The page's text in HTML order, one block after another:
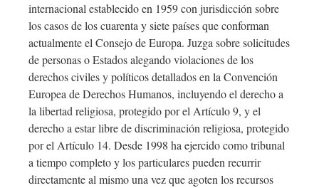
internacional establecido en 1959 con jurisdicción sobre
los casos de los cuarenta y siete países que conforman
actualmente el Consejo de Europa. Juzga sobre solicitudes
de personas o Estados alegando violaciones de los
derechos civiles y políticos detallados en la Convención
Europea de Derechos Humanos, incluyendo el derecho a
la libertad religiosa, protegido por el Artículo 9, y el
derecho a estar libre de discriminación religiosa, protegido
por el Artículo 14. Desde 1998 ha ejercido como tribunal
a tiempo completo y los particulares pueden recurrir
directamente al mismo una vez que agoten los recursos